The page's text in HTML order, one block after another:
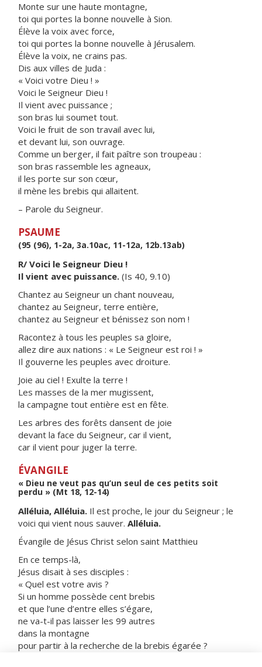
Monte sur une haute montagne,
toi qui portes la bonne nouvelle à Sion.
Élève la voix avec force,
toi qui portes la bonne nouvelle à Jérusalem.
Élève la voix, ne crains pas.
Dis aux villes de Juda :
« Voici votre Dieu ! »
Voici le Seigneur Dieu !
Il vient avec puissance ;
son bras lui soumet tout.
Voici le fruit de son travail avec lui,
et devant lui, son ouvrage.
Comme un berger, il fait paître son troupeau :
son bras rassemble les agneaux,
il les porte sur son cœur,
il mène les brebis qui allaitent.
– Parole du Seigneur.
PSAUME
(95 (96), 1-2a, 3a.10ac, 11-12a, 12b.13ab)
R/ Voici le Seigneur Dieu !
Il vient avec puissance. (Is 40, 9.10)
Chantez au Seigneur un chant nouveau,
chantez au Seigneur, terre entière,
chantez au Seigneur et bénissez son nom !
Racontez à tous les peuples sa gloire,
allez dire aux nations : « Le Seigneur est roi ! »
Il gouverne les peuples avec droiture.
Joie au ciel ! Exulte la terre !
Les masses de la mer mugissent,
la campagne tout entière est en fête.
Les arbres des forêts dansent de joie
devant la face du Seigneur, car il vient,
car il vient pour juger la terre.
ÉVANGILE
« Dieu ne veut pas qu’un seul de ces petits soit
perdu » (Mt 18, 12-14)
Alléluia, Alléluia. Il est proche, le jour du Seigneur ; le
voici qui vient nous sauver. Alléluia.
Évangile de Jésus Christ selon saint Matthieu
En ce temps-là,
Jésus disait à ses disciples :
« Quel est votre avis ?
Si un homme possède cent brebis
et que l’une d’entre elles s’égare,
ne va-t-il pas laisser les 99 autres
dans la montagne
pour partir à la recherche de la brebis égarée ?